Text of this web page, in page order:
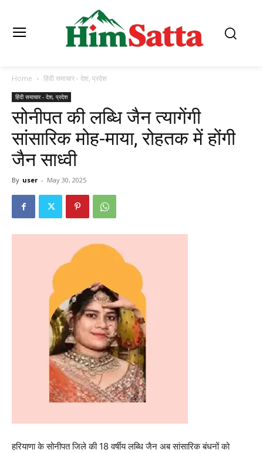
Home हिंदी समाचार - देश, प्रदेश
हिंदी समाचार - देश, प्रदेश
सोनीपत की लब्धि जैन त्यागेंगी
सांसारिक मोह-माया, रोहतक में होंगी
जैन साध्वी
By user - May 30, 2025
हरियाणा के सोनीपत जिले की 18 वर्षीय लब्धि जैन अब सांसारिक बंधनों को